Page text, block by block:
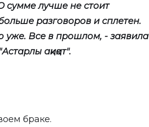
сумме лучше не стоит
разговоров и сплетен.
уже. Все в прошлом, - заявила
ақиқат".
браке.